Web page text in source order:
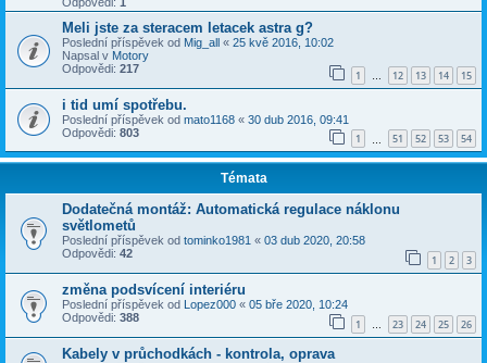
Meli jste za steracem letacek astra g?
Poslední příspěvek od Mig_all « 25 kvě 2016, 10:02
Napsal v Motory
Odpovědi: 217 1 … 12 13 14 15
i tid umí spotřebu.
Poslední příspěvek od mato1168 « 30 dub 2016, 09:41
Odpovědi: 803 1 51 52 53 54
Témata
Dodatečná montáž: Automatická regulace náklonu
světlometů
Poslední příspěvek od tominko1981 « 03 dub 2020, 20:58
Odpovědi: 42 1 2 3
změna podsvícení interiéru
Poslední příspěvek od Lopez000 « 05 bře 2020, 10:24
Odpovědi: 388 1 … 23 24 25 26
Kabely v průchodkách - kontrola, oprava